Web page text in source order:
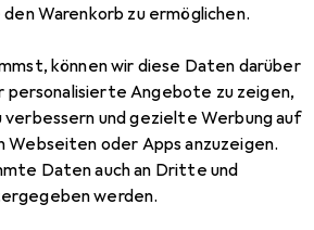
Warenkorb zu ermöglichen.
können wir diese Daten darüber
personalisierte Angebote zu zeigen,
und gezielte Werbung auf
Webseiten oder Apps anzuzeigen.
Daten auch an Dritte und
werden.
Hobbs
Shield 28cm